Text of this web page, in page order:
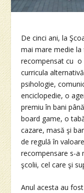
De cinci ani, la
mai mare medie la
recompensat cu o
curricula
psihologie,
enciclopedie, o
premiu în bani
board game, o
cazare, masă şi
de regulă în
recompensare s-a
şcolii, cel care şi
Anul acesta au